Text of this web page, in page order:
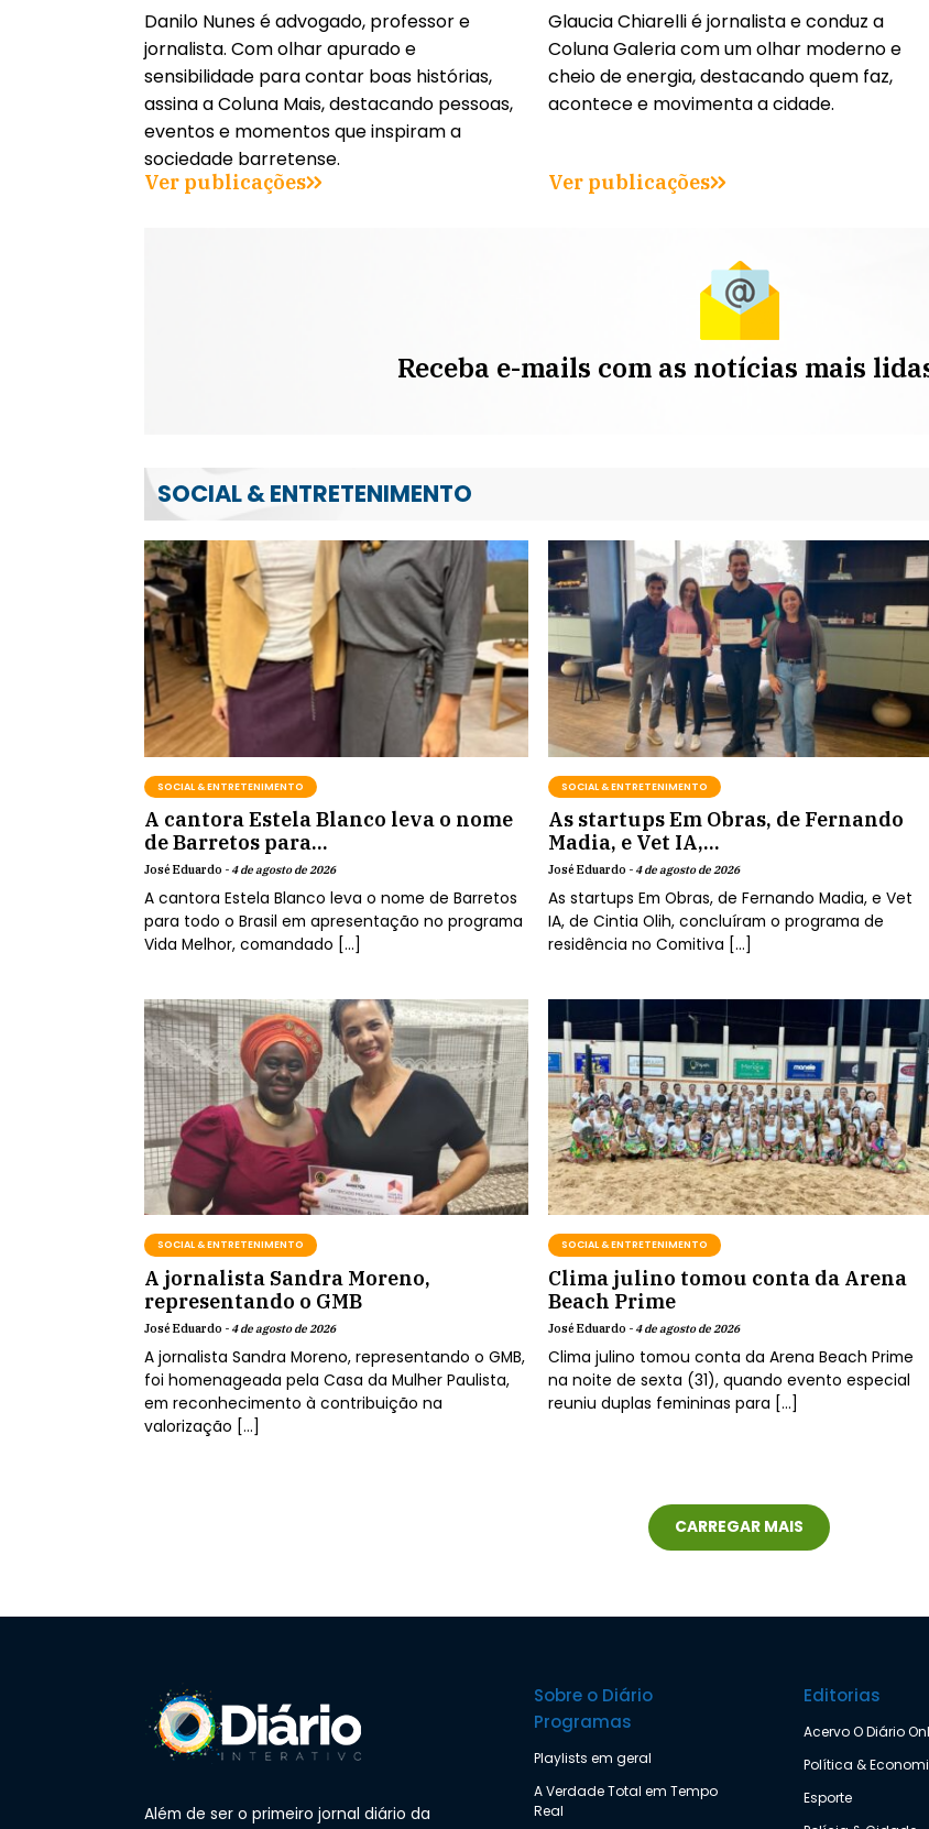
Danilo Nunes é advogado, professor e
jornalista. Com olhar apurado e
sensibilidade para contar boas histórias,
assina a Coluna Mais, destacando pessoas,
eventos e momentos que inspiram a
sociedade barretense.
Ver publicações
Glaucia Chiarelli é jornalista e conduz a
Coluna Galeria com um olhar moderno e
cheio de energia, destacando quem faz,
acontece e movimenta a cidade.
Ver publicações
Receba e-mails com as notícias mais
SOCIAL & ENTRETENIMENTO
SOCIAL & ENTRETENIMENTO
A cantora Estela Blanco leva o nome
de Barretos para...
José Eduardo - 4 de agosto de 2026
A cantora Estela Blanco leva o nome de Barretos
para todo o Brasil em apresentação no programa
Vida Melhor, comandado […]
SOCIAL & ENTRETENIMENTO
As startups Em Obras, de Fernando
Madia, e Vet IA,...
José Eduardo - 4 de agosto de 2026
As startups Em Obras, de Fernando Madia, e Vet
IA, de Cintia Olih, concluíram o programa de
residência no Comitiva […]
SOCIAL & ENTRETENIMENTO
A jornalista Sandra Moreno,
representando o GMB
José Eduardo - 4 de agosto de 2026
A jornalista Sandra Moreno, representando o GMB,
foi homenageada pela Casa da Mulher Paulista,
em reconhecimento à contribuição na
valorização […]
SOCIAL & ENTRETENIMENTO
Clima julino tomou conta da Arena
Beach Prime
José Eduardo - 4 de agosto de 2026
Clima julino tomou conta da Arena Beach Prime
na noite de sexta (31), quando evento especial
reuniu duplas femininas para […]
CARREGAR MAIS
Além de ser o primeiro jornal diário da
Sobre o Diário
Programas
Playlists em geral
A Verdade Total em Tempo
Real
Editorias
Acervo O Diário
Política &
Esporte